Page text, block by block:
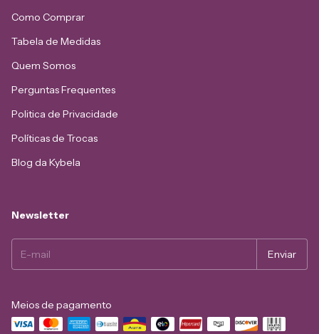
Como Comprar
Tabela de Medidas
Quem Somos
Perguntas Frequentes
Politica de Privacidade
Políticas de Trocas
Blog da Kybela
Newsletter
Meios de pagamento